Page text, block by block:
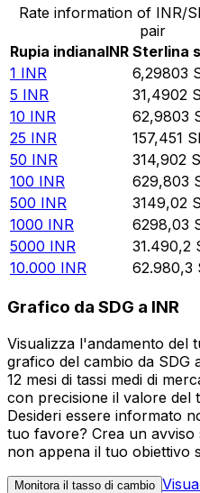
Rate information of INR/
pair
Rupia indianaINR Sterlina
1 INR 6,29803
5 INR 31,4902
10 INR 62,9803
25 INR 157,451
50 INR 314,902
100 INR 629,803
500 INR 3149,02
1000 INR 6298,03
5000 INR 31.490,2
10.000 INR 62.980,3
Grafico da SDG a INR
Visualizza l'andamento del
grafico del cambio da SDG
12 mesi di tassi medi di
con precisione il valore del
Desideri essere informato
tuo favore? Crea un
non appena il tuo obiettivo
Monitora il tasso di cambio